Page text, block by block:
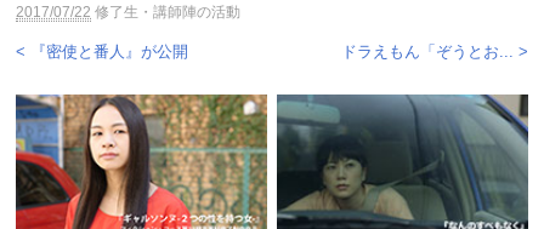
2017/07/22 修了生・講師陣の活動
< 『密使と番人』が公開 ドラえもん「ぞうとお... >